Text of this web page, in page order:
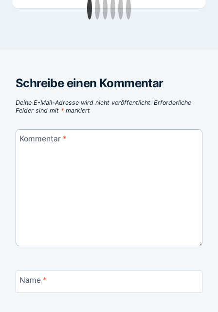
Schreibe einen Kommentar
Deine E-Mail-Adresse wird nicht veröffentlicht. Erforderliche
Felder sind mit * markiert
Kommentar *
Name *